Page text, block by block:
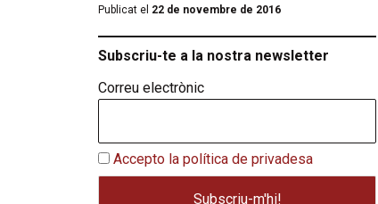
Publicat el 22 de novembre de 2016
Subscriu-te a la nostra newsletter
Correu electrònic
Accepto la política de privadesa